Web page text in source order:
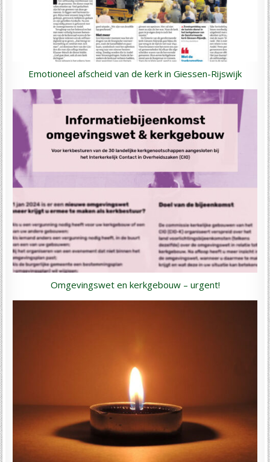
Emotioneel afscheid van de kerk in Giessen-Rijswijk
Omgevingswet en kerkgebouw – urgent!